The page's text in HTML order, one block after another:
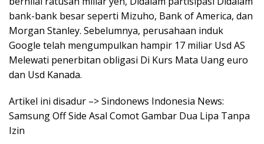
bank-bank besar seperti Mizuho, Bank of America, dan
Morgan Stanley. Sebelumnya, perusahaan induk
Google telah mengumpulkan hampir 17 miliar Usd AS
Melewati penerbitan obligasi Di Kurs Mata Uang euro
dan Usd Kanada.
Artikel ini disadur –> Sindonews Indonesia News:
Samsung Off Side Asal Comot Gambar Dua Lipa Tanpa
Izin